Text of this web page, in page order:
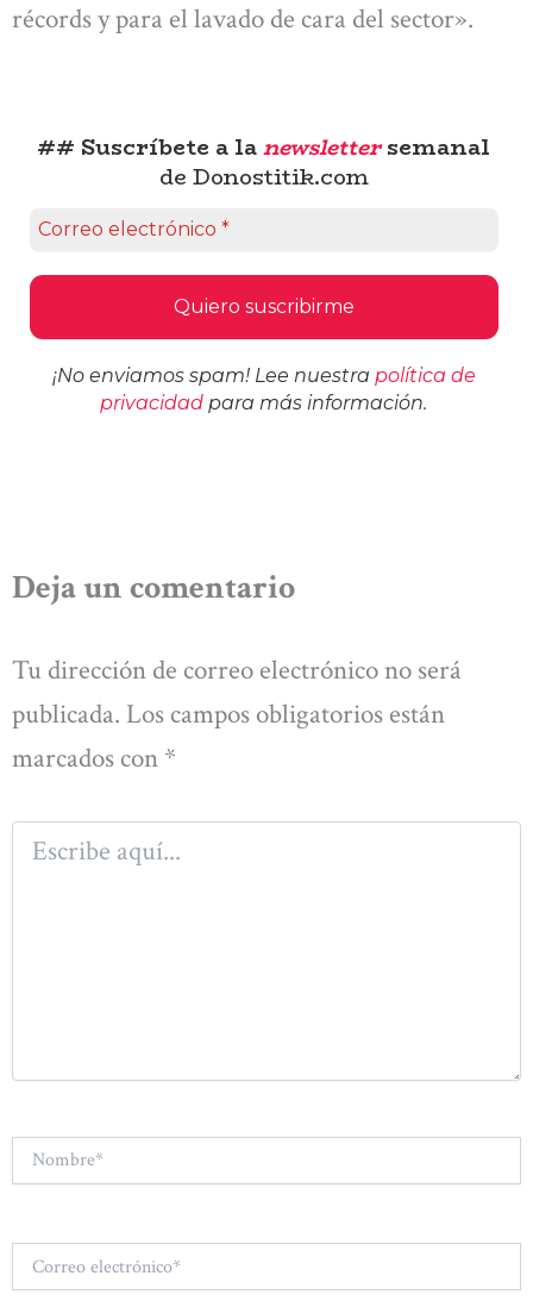
récords y para el lavado de cara del sector».
## Suscríbete a lanewslettersemanal
de Donostitik.com
¡No enviamos spam! Lee nuestra política de
privacidad para más información.
Deja un comentario
Tu dirección de correo electrónico no será
publicada. Los campos obligatorios están
marcados con *
aquí...
electrónico*